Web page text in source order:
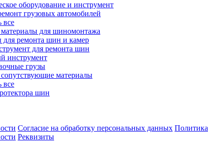
оборудование и инструмент
грузовых автомобилей
все
для шиномонтажа
для ремонта шин и камер
для ремонта шин
инструмент
грузы
материалы
все
шин
Согласие на обработку персональных данных Политика
Реквизиты